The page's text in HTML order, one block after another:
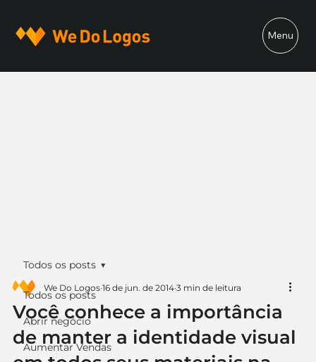
Menu
Todos os posts
Abrir negócio
Aumentar Vendas
Todos os posts
Você conhece a importância
de manter a identidade visual
We Do Logos 16 de jun. de 2014 3 min de leitura